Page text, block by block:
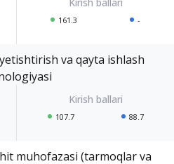
161.3 -
va qayta ishlash
107.7 88.7
muhofazasi (tarmoqlar va